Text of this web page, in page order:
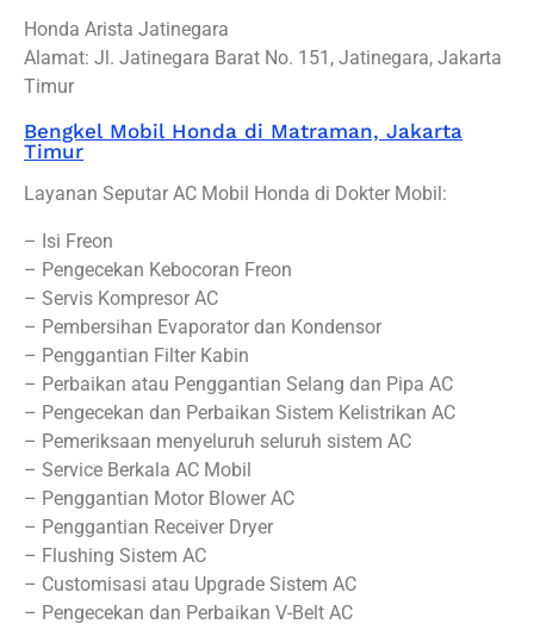
Honda Arista Jatinegara
Alamat: Jl. Jatinegara Barat No. 151, Jatinegara, Jakarta
Timur
Bengkel Mobil Honda di Matraman, Jakarta
Timur
Layanan Seputar AC Mobil Honda di Dokter Mobil:
– Isi Freon
– Pengecekan Kebocoran Freon
– Servis Kompresor AC
– Pembersihan Evaporator dan Kondensor
– Penggantian Filter Kabin
– Perbaikan atau Penggantian Selang dan Pipa AC
– Pengecekan dan Perbaikan Sistem Kelistrikan AC
– Pemeriksaan menyeluruh seluruh sistem AC
– Service Berkala AC Mobil
– Penggantian Motor Blower AC
– Penggantian Receiver Dryer
– Flushing Sistem AC
– Customisasi atau Upgrade Sistem AC
– Pengecekan dan Perbaikan V-Belt AC